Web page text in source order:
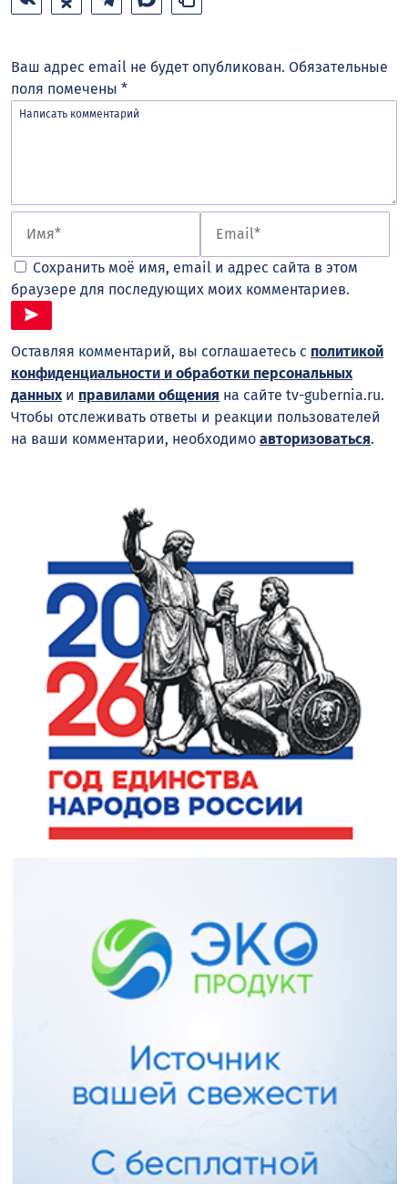
Ваш адрес email не будет опубликован. Обязательные
поля помечены *
Сохранить моё имя, email и адрес сайта в этом
браузере для последующих моих комментариев.
Оставляя комментарий, вы соглашаетесь с политикой
конфиденциальности и обработки персональных
данныхи правилами общения на сайте tv-gubernia.ru.
Чтобы отслеживать ответы и реакции пользователей
на ваши комментарии, необходимо авторизоваться.